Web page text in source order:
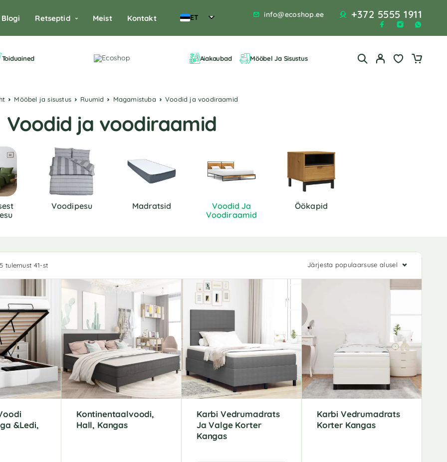
Blogi Retseptid Meist Kontakt ET info@ecoshop.ee +372 5555 1911
Toiduained Aiakaubad Mööbel Ja Sisustus
Mööbel ja sisustus Ruumid Magamistuba Voodid ja voodiraamid
Voodid ja voodiraamid
Voodipesu Madratsid
Voodid Ja
Voodiraamid
Öökapid
tulemust 41-st Järjesta populaarsuse alusel
&Ledi,
Kontinentaalvoodi,
Hall, Kangas
Karbi Vedrumadrats
Ja Valge Korter
Kangas
Karbi Vedrumadrats
Korter Kangas